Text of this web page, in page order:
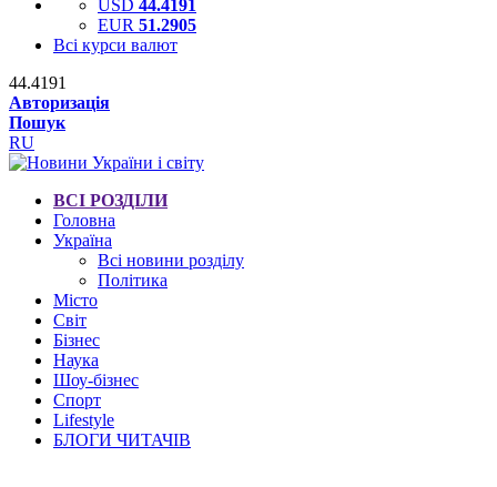
USD 44.4191
EUR 51.2905
Всі курси валют
44.4191
Авторизація
Пошук
RU
ВСІ РОЗДІЛИ
Головна
Україна
Всі новини розділу
Політика
Місто
Світ
Бізнес
Наука
Шоу-бізнес
Спорт
Lifestyle
БЛОГИ ЧИТАЧІВ